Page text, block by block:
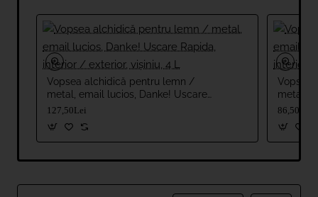
Vopsea alchidică pentru lemn /
metal, email lucios, Danke! Uscare
Rapida, interior / exterior, vișiniu, 4
127,50Lei
Vopsea
metal,
Rapida,
86,50Lei